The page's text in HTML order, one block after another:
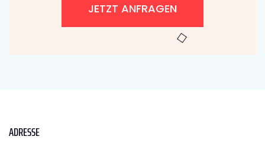
JETZT ANFRAGEN
ADRESSE